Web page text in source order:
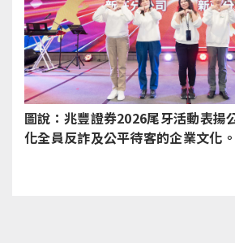
圖說：兆豐證券2026尾牙活動表揚
化全員反詐及公平待客的企業文化。